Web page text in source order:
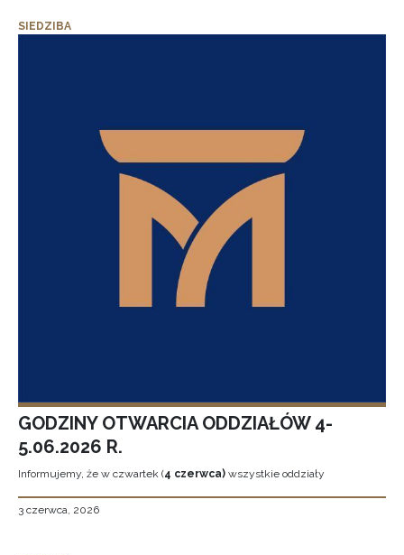
SIEDZIBA
GODZINY OTWARCIA ODDZIAŁÓW 4-
5.06.2026 R.
Informujemy, że w czwartek (4 czerwca) wszystkie oddziały
3 czerwca, 2026